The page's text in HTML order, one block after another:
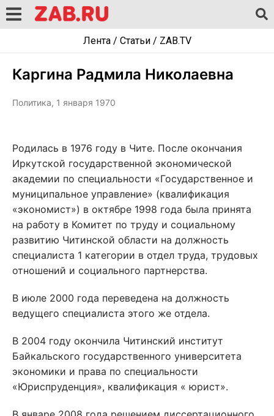
Лента/ Статьи/ ZAB.TV
Каргина Радмила Николаевна
Политика, 1 января 1970
Родилась в 1976 году в Чите. После окончания
Иркутской государственной экономической
академии по специальности «Государственное и
муниципальное управление» (квалификация
«экономист») в октябре 1998 года была принята
на работу в Комитет по труду и социальному
развитию Читинской области на должность
специалиста 1 категории в отдел труда, трудовых
отношений и социального партнерства.
В июле 2000 года переведена на должность
ведущего специалиста этого же отдела.
В 2004 году окончила Читинский институт
Байкальского государственного университета
экономики и права по специальности
«Юриспруденция», квалификация « юрист».